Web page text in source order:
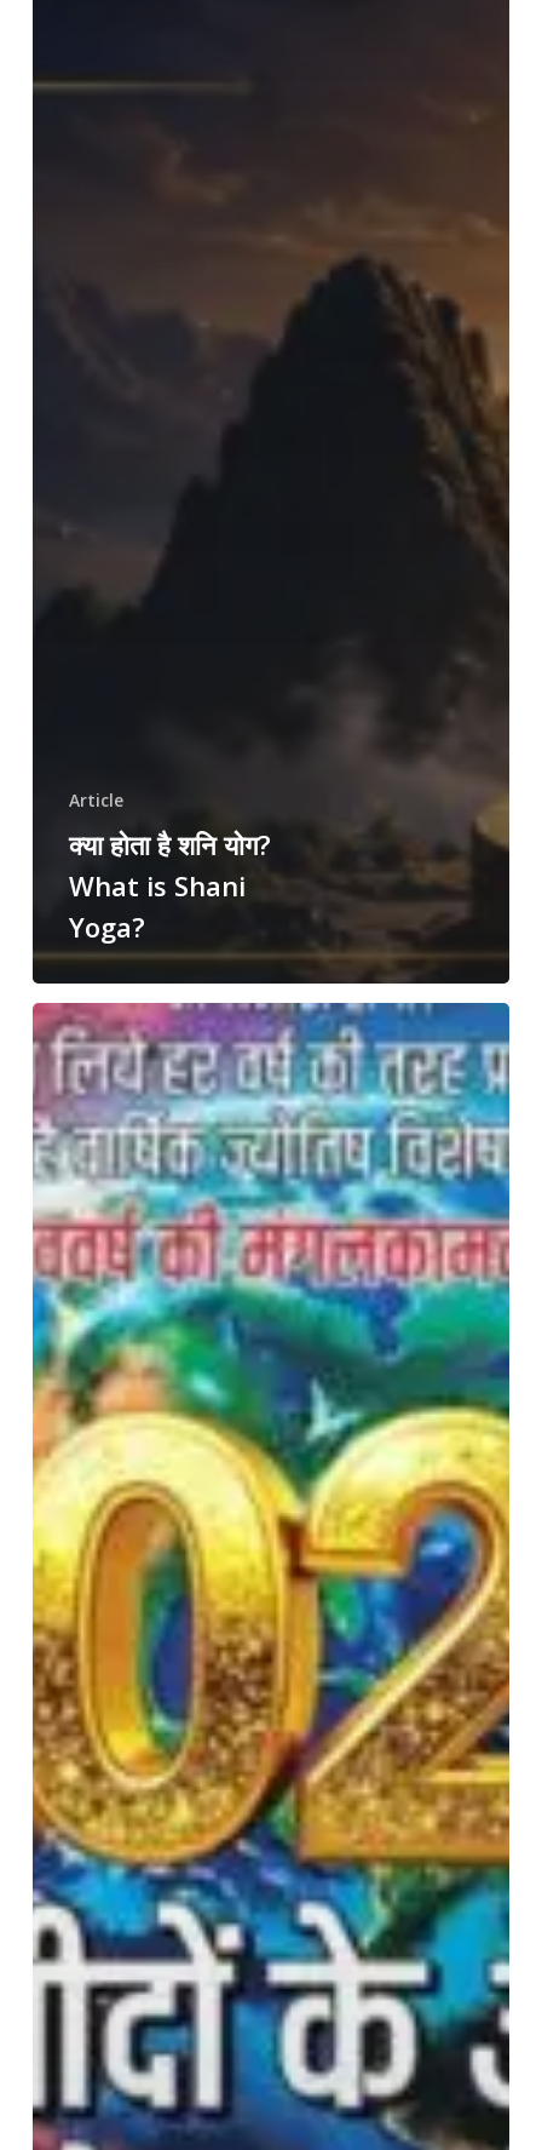
Article
क्या होता है शनि योग?
What is Shani
Yoga?
वार्षिक
राशिफल
2026
:
सभी
12
राशियों
का
संपूर्ण
भविष्यफल
|
करियर,
धन,
स्वास्थ्य
परिवार